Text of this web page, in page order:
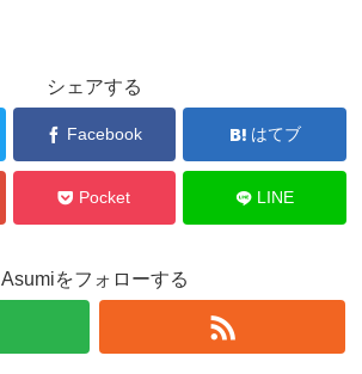
シェアする
Facebook はてブ
Pocket LINE
Asumiをフォローする